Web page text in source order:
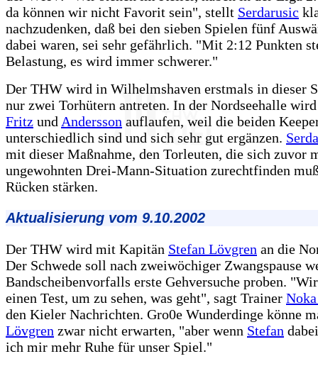
da können wir nicht Favorit sein", stellt Serdarusic
nachzudenken, daß bei den sieben Spielen fünf
dabei waren, sei sehr gefährlich. "Mit 2:12 Punkten
Belastung, es wird immer schwerer."
Der THW wird in Wilhelmshaven erstmals in dieser
nur zwei Torhütern antreten. In der Nordseehalle
Fritz und Andersson auflaufen, weil die beiden
unterschiedlich sind und sich sehr gut ergänzen.
mit dieser Maßnahme, den Torleuten, die sich zuvor
ungewohnten Drei-Mann-Situation zurechtfinden
Rücken stärken.
Aktualisierung vom 9.10.2002
Der THW wird mit Kapitän Stefan Lövgren an die
Der Schwede soll nach zweiwöchiger Zwangspause
Bandscheibenvorfalls erste Gehversuche proben.
einen Test, um zu sehen, was geht", sagt Trainer
den Kieler Nachrichten. Gro0e Wunderdinge könne
Lövgren zwar nicht erwarten, "aber wenn Stefan
ich mir mehr Ruhe für unser Spiel."